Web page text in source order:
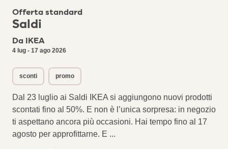
Offerta standard
Saldi
Da IKEA
4 lug - 17 ago 2026
sconti promo
Dal 23 luglio ai Saldi IKEA si aggiungono nuovi prodotti
scontati fino al 50%. E non è l’unica sorpresa: in negozio
ti aspettano ancora più occasioni. Hai tempo fino al 17
agosto per approfittarne. E ...